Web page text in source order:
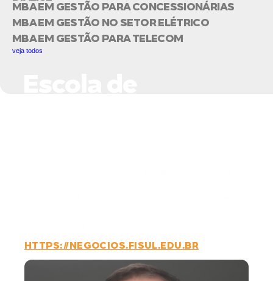
MBA EM GESTÃO PARA CONCESSIONÁRIAS
MBA EM GESTÃO NO SETOR ELÉTRICO
MBA EM GESTÃO PARA TELECOM
veja todos
HTTPS://NEGOCIOS.FISUL.EDU.BR